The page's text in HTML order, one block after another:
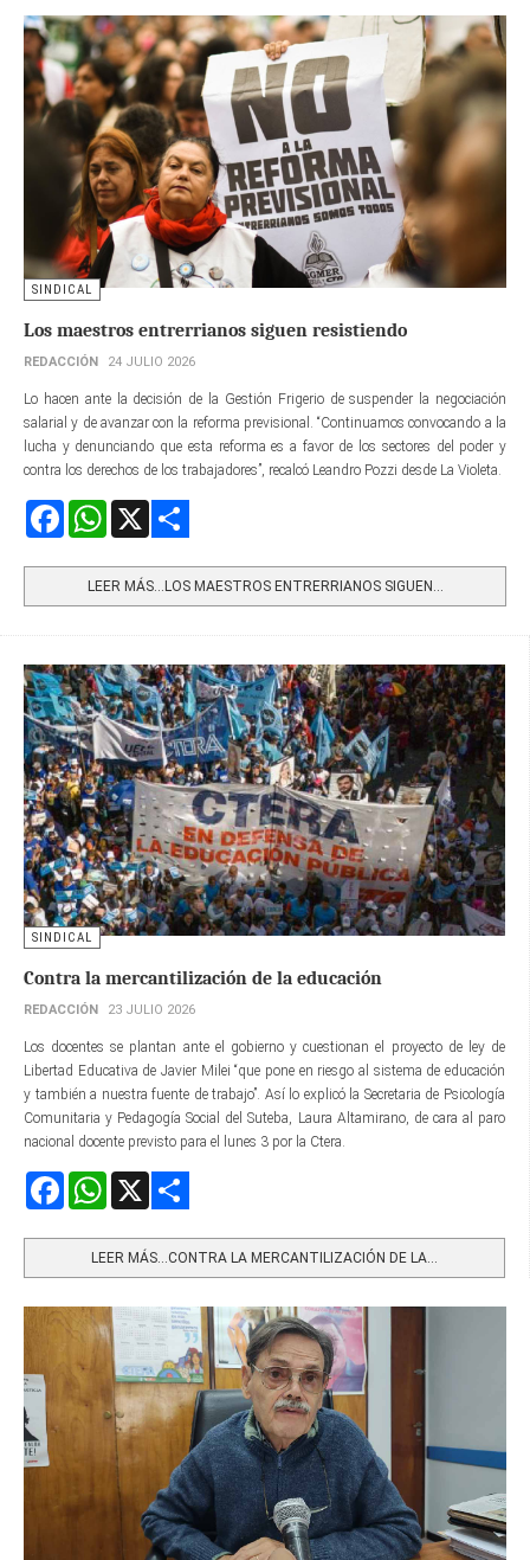
SINDICAL
Los maestros entrerrianos siguen resistiendo
REDACCIÓN 24 JULIO 2026
Lo hacen ante la decisión de la Gestión Frigerio de suspender la negociación
salarial y de avanzar con la reforma previsional. “Continuamos convocando a la
lucha y denunciando que esta reforma es a favor de los sectores del poder y
contra los derechos de los trabajadores”, recalcó Leandro Pozzi desde La Violeta.
FacebookWhatsApp
LEER MÁS…LOS MAESTROS ENTRERRIANOS SIGUEN...
SINDICAL
Contra la mercantilización de la educación
REDACCIÓN 23 JULIO 2026
Los docentes se plantan ante el gobierno y cuestionan el proyecto de ley de
Libertad Educativa de Javier Milei “que pone en riesgo al sistema de educación
y también a nuestra fuente de trabajo”. Así lo explicó la Secretaria de Psicología
Comunitaria y Pedagogía Social del Suteba, Laura Altamirano, de cara al paro
nacional docente previsto para el lunes 3 por la Ctera.
FacebookWhatsApp
LEER MÁS…CONTRA LA MERCANTILIZACIÓN DE LA...